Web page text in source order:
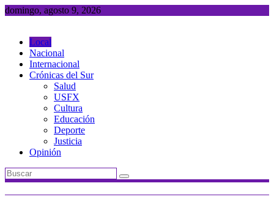
Saltar
domingo, agosto 9, 2026
Local
Nacional
Internacional
Crónicas del Sur
Salud
USFX
Cultura
Educación
Deporte
Justicia
Opinión